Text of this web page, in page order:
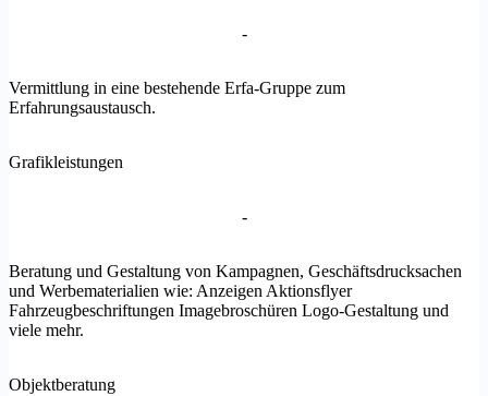
-
Vermittlung in eine bestehende Erfa-Gruppe zum
Erfahrungsaustausch.
Grafikleistungen
-
Beratung und Gestaltung von Kampagnen, Geschäftsdrucksachen
und Werbematerialien wie: Anzeigen Aktionsflyer
Fahrzeugbeschriftungen Imagebroschüren Logo-Gestaltung und
viele mehr.
Objektberatung